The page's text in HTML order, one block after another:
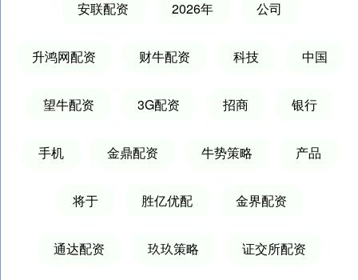
安联配资 2026年 公司
升鸿网配资 财牛配资 科技 中国
望牛配资 3G配资 招商 银行
手机 金鼎配资 牛势策略 产品
将于 胜亿优配 金界配资
通达配资 玖玖策略 证交所配资